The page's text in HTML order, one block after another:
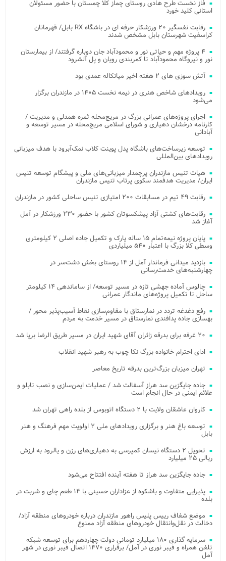
فاز نخست طرح هادی روستای چماز کلا چمستان با حضور مسئولان
استانی کلید خورد
رقابت نفسگیر ۲۰ ورزشکار حرفه ای در باشگاه RX بابل/ قهرمانان
کراسفیت شهرستان بابل مشخص شدند
۴ پروژه مهم و حیاتی نور و محمودآباد جان دوباره گرفتند/ از بیمارستان
نور و نیروگاه محمودآباد تا کمربندی رویان و پل آلشرود
آتش‌ سوزی‌ های ۲ هفته اخیر میانکاله عمدی بود
رویدادهای شاخص هنری در نیمه نخست ۱۴۰۵ در مازندران برگزار
می‌شود
اجرای پروژه‌های عمرانی بزرگ در مریج‌محله ثمره همدلی و مدیریت /
کارنامه درخشان دهیاری و شورای اسلامی مریج‌محله در مسیر توسعه و
آبادانی
توسعه زیرساخت‌های باشگاه پدل پوینت کلاب نمک‌آبرود با هدف میزبانی
رویدادهای بین‌المللی
هیات تنیس مازندران پرچمدار میزبانی‌های ملی و پیشگام توسعه تنیس
ایران/ مدیریت هدفمند سکوی پرتاب تنیس مازندران
رقابت ۴۹ تیم در مسابقات ۲۰۰ امتیازی تنیس ساحلی کشور در مازندران
رقابت‌های کشتی آزاد پیشکسوتان کشور با حضور ۲۳۰ ورزشکار در آمل
آغاز شد
پایان پروژه نیمه‌تمام ۱۵ ساله پارک و تکمیل جاده اصلی ۲ کیلومتری
وسطی کلا بزرگ با اعتبار ۵۴۰ میلیاردی
بازدید میدانی فرماندار آمل از ۱۴ روستای بخش دشت‌سر در
چهارشنبه‌های خدمت‌رسانی
چالوس آماده جهشی تازه در مسیر توسعه/ از ساماندهی ۱۴ کیلومتر
ساحل تا تکمیل پروژه‌های ماندگار عمرانی
رفع دغدغه تردد در نمارستاق با مقاوم‌سازی نقاط آسیب‌پذیر محور /
بهسازی جاده پدافندی نمارستاق در مسیر خدمت به مردم
۲۰ غرفه برای بدرقه زائران آقای شهید ایران در مسیر طریق الرضا برپا شد
ادای احترام خانواده بزرگ نکا چوب به رهبر شهید انقلاب
تهران میزبان بزرگ‌ترین بدرقه تاریخ معاصر
جاده جایگزین سد هراز آسفالت شد / عملیات ایمن‌سازی و نصب تابلو و
علائم ایمنی در حال انجام است
کاروان عاشقان ولایت با ۲ دستگاه اتوبوس از بلده راهی تهران شد
توسعه باغ هنر و برگزاری رویدادهای ملی ۲ اولویت مهم فرهنگ و هنر
بابل
تحویل ۲ دستگاه نیسان کمپرسی به دهیاری‌های رزن و یالرود به ارزش
ریالی ۲۵ میلیارد
جاده جایگزین سد هراز تا هفته آینده افتتاح می‌شود
پذیرایی متفاوت و باشکوه از عزاداران حسینی با ۱۴ طعم چای و شربت در
بلده
موضع شفاف رییس پلیس راهور مازندران درباره خودروهای منطقه آزاد/
دخالت در نقل‌وانتقال خودروهای منطقه آزاد ممنوع
سرمایه گذاری ۱۸۰ میلیارد تومانی دولت چهاردهم برای توسعه شبکه
تلفن همراه و فیبر نوری در آمل/ برقراری ۱۴۷۰ اتصال فیبر نوری در شهر
آمل